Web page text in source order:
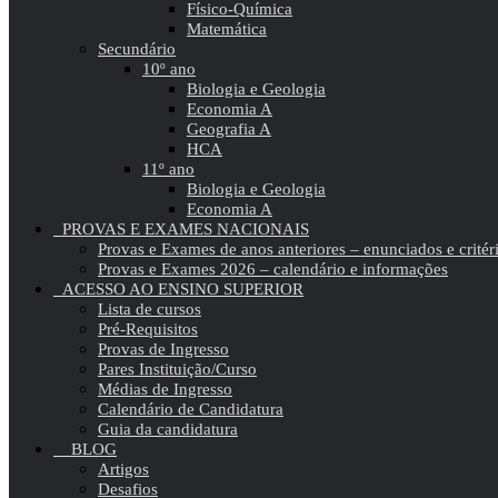
Físico-Química
Matemática
Secundário
10º ano
Biologia e Geologia
Economia A
Geografia A
HCA
11º ano
Biologia e Geologia
Economia A
PROVAS E EXAMES NACIONAIS
Provas e Exames de anos anteriores – enunciados e
Provas e Exames 2026 – calendário e informações
ACESSO AO ENSINO SUPERIOR
Lista de cursos
Pré-Requisitos
Provas de Ingresso
Pares Instituição/Curso
Médias de Ingresso
Calendário de Candidatura
Guia da candidatura
BLOG
Artigos
Desafios